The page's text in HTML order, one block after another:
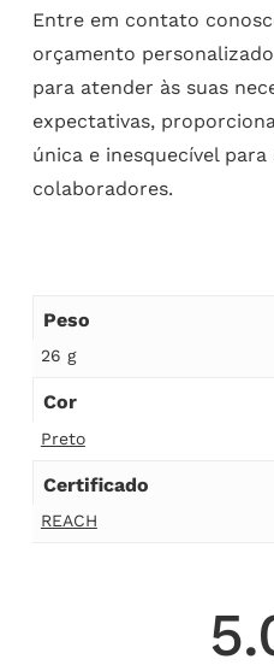
Entre em contato
orçamento
para atender às suas
expectativas,
única e inesquecível
colaboradores.
Peso
26 g
Cor
Preto
Certificado
REACH